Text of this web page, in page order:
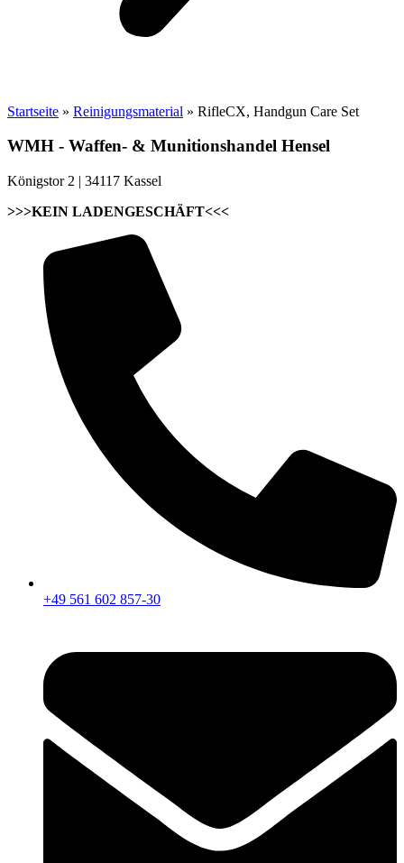
Startseite » Reinigungsmaterial » RifleCX, Handgun Care Set
WMH - Waffen- & Munitionshandel Hensel
Königstor 2 | 34117 Kassel
>>>KEIN LADENGESCHÄFT<<<
+49 561 602 857-30